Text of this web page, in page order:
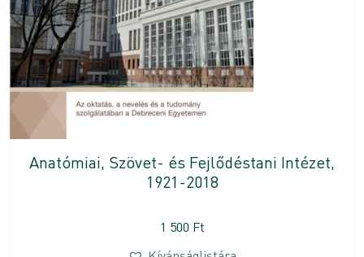
Anatómiai, Szövet- és Fejlődéstani Intézet,
1921-2018
1 500 Ft